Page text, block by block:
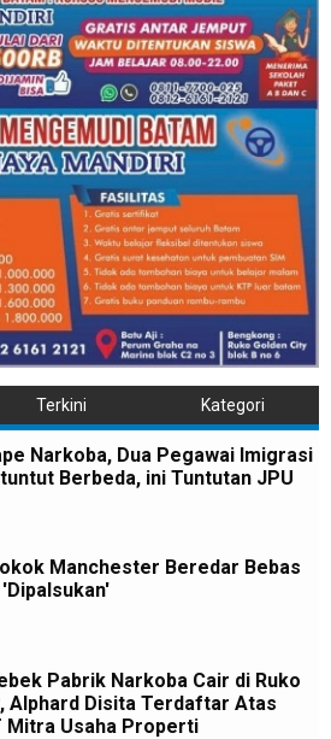
Terkini Kategori
Narkoba, Dua Pegawai Imigrasi
Berbeda, ini Tuntutan JPU
Manchester Beredar Bebas
Pabrik Narkoba Cair di Ruko
Alphard Disita Terdaftar Atas
Mitra Usaha Properti